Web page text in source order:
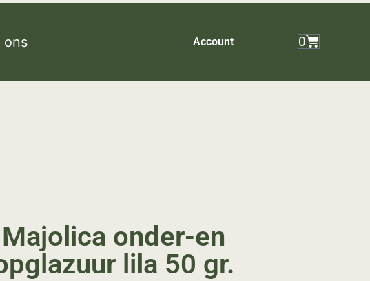
ons Account 0
Majolica onder-en
lila 50 gr.